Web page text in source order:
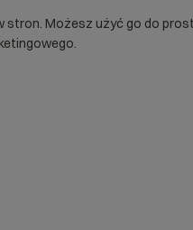
stron. Możesz użyć go do